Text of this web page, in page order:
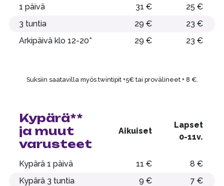
1 päivä 31 €
25 €
3 tuntia
29 €
23 €
Arkipäivä klo 12-20*
29 € 23 €
Suksiin saatavilla myös twintipit +5€ tai provälineet + 8 €.
Kypärä**
ja muut
varusteet
Aikuiset
Lapset
0-11v.
Kypärä 1 päivä 11 €
8 €
Kypärä 3 tuntia
9 €
7 €